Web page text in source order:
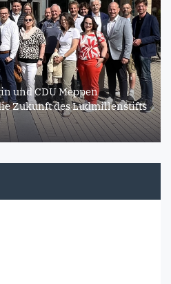
und CDU Meppen
Zukunft des Ludmillenstifts